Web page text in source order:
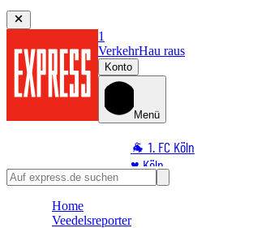
1
VerkehrHau raus
Konto
Menü
🐐 1. FC Köln
♥️ Köln
⭐ Promi
Home
Veedelsreporter